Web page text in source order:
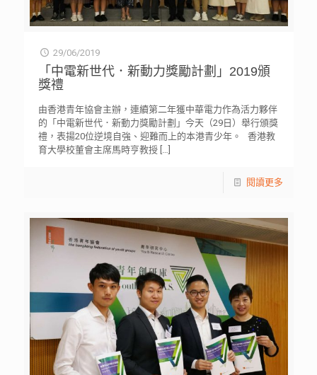
29/06/2019
「中電新世代．新動力獎勵計劃」2019頒
獎禮
由香港青年協會主辦，連續第二年獲中華電力作為活力夥伴
的「中電新世代．新動力獎勵計劃」今天（29日）舉行頒獎
禮，表揚20位逆境自強、迎難而上的本港青少年。 香港教
育大學校董會主席馬時亨教授[…]
閱讀更多